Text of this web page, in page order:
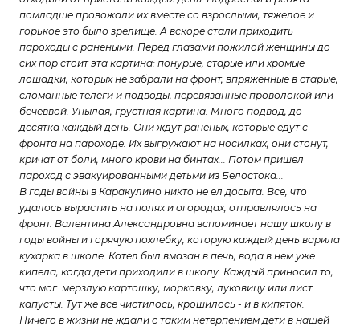
помладше провожали их вместе со взрослыми, тяжелое и
горькое это было зрелище. А вскоре стали приходить
пароходы с ранеными. Перед глазами пожилой женщины до
сих пор стоит эта картина: понурые, старые или хромые
лошадки, которых не забрали на фронт, впряженные в старые,
сломанные телеги и подводы, перевязанные проволокой или
бечеввой. Унылая, грустная картина. Много подвод, до
десятка каждый день. Они ждут раненых, которые едут с
фронта на пароходе. Их выгружают на носилках, они стонут,
кричат от боли, много крови на бинтах... Потом пришел
пароход с эвакуированными детьми из Белостока...
В годы войны в Каракулино никто не ел досыта. Все, что
удалось вырастить на полях и огородах, отправлялось на
фронт. Валентина Александровна вспоминает нашу школу в
годы войны и горячую похлебку, которую каждый день варила
кухарка в школе. Котел был вмазан в печь, вода в нем уже
кипела, когда дети приходили в школу. Каждый приносил то,
что мог: мерзлую картошку, морковку, луковицу или лист
капусты. Тут же все чистилось, крошилось - и в кипяток.
Ничего в жизни не ждали с таким нетерпением дети в нашей